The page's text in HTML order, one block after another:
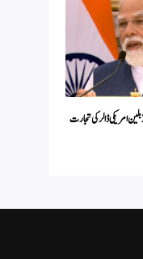
ہند۔ویتنام کا 2030 تک 25 بلین امریکی ڈالر کی تجارت